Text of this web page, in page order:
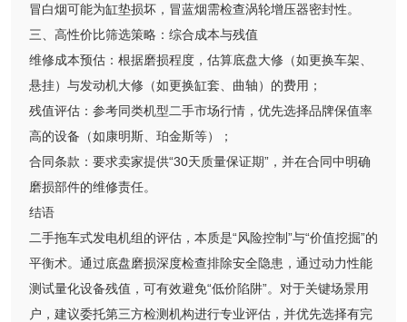
冒白烟可能为缸垫损坏，冒蓝烟需检查涡轮增压器密封性。
三、高性价比筛选策略：综合成本与残值
维修成本预估：根据磨损程度，估算底盘大修（如更换车架、
悬挂）与发动机大修（如更换缸套、曲轴）的费用；
残值评估：参考同类机型二手市场行情，优先选择品牌保值率
高的设备（如康明斯、珀金斯等）；
合同条款：要求卖家提供“30天质量保证期”，并在合同中明确
磨损部件的维修责任。
结语
二手拖车式发电机组的评估，本质是“风险控制”与“价值挖掘”的
平衡术。通过底盘磨损深度检查排除安全隐患，通过动力性能
测试量化设备残值，可有效避免“低价陷阱”。对于关键场景用
户，建议委托第三方检测机构进行专业评估，并优先选择有完